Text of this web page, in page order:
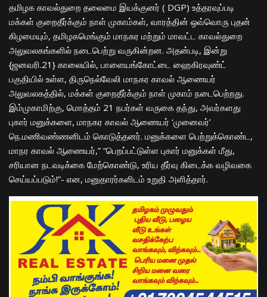
தமிழக காவல்துறை தலைமை இயக்குனர் ( DGP) உத்தரவுப்படி
மக்கள் குறைதீர்க்கும் நாள் முகாம்கள், வாரத்தின் ஒவ்வொரு புதன்
கிழமையும், தமிழகமெங்கும் மாநகர மற்றும் மாவட்ட காவல்துறை
அலுவலகங்களில் நடைபெற்று வருகின்றன. அதன்படி, இன்று
{ஜனவரி.21} காலையில், பாளையங்கோட்டை ஹைகிரவுண்ட்
பகுதியில் உள்ள, திருநெல்வேலி மாநகர காவல் ஆணையர்
அலுவலகத்தில், மக்கள் குறைதீர்க்கும் நாள் முகாம் நடைபெற்றது.
இம்முகாமிற்கு, மொத்தம் 21 நபர்கள் வருகை தந்து, அவர்களது
புகார் மனுக்களை, மாநகர காவல் ஆணையர் ‘முனைவர்’
நெ.மணிவண்ணனிடம் கொடுத்தனர். மனுக்களை பெற்றுக்கொண்ட,
மாநர காவல் ஆணையர்,” “பெறப்பட்டுள்ள புகார் மனுக்கள் மீது,
சரியான நடவடிக்கை மேற்கொண்டு, உரிய தீர்வு கிடைக்க வழிவகை
செய்யப்படும்!”- என, மனுதாரர்களிடம் உறுதி அளித்தார்.